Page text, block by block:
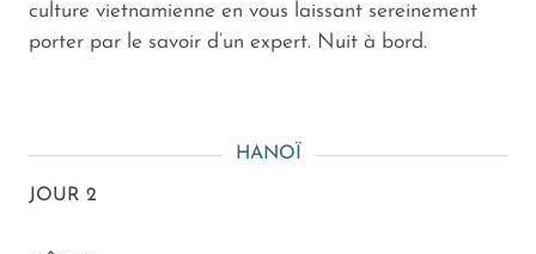
culture vietnamienne en vous laissant sereinement
porter par le savoir d’un expert. Nuit à bord.
HANOÏ
JOUR 2